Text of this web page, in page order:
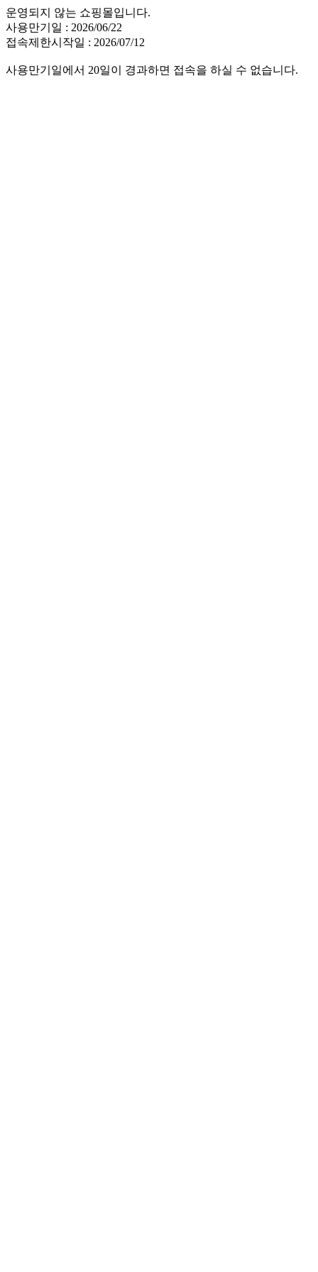
운영되지 않는 쇼핑몰입니다.
사용만기일 : 2026/06/22
접속제한시작일 : 2026/07/12
사용만기일에서 20일이 경과하면 접속을 하실 수 없습니다.